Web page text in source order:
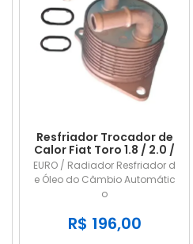
Resfriador Trocador de
Calor Fiat Toro 1.8 / 2.0 /
2.4 16V 2017 2018 2019
2020 2021
EURO / Radiador Resfriador d
e Óleo do Câmbio Automátic
o
R$ 196,00